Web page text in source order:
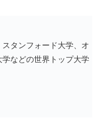
タンフォード大学、オ
などの世界トップ大学